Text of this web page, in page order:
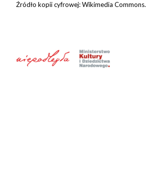
Źródło kopii cyfrowej: Wikimedia Commons.